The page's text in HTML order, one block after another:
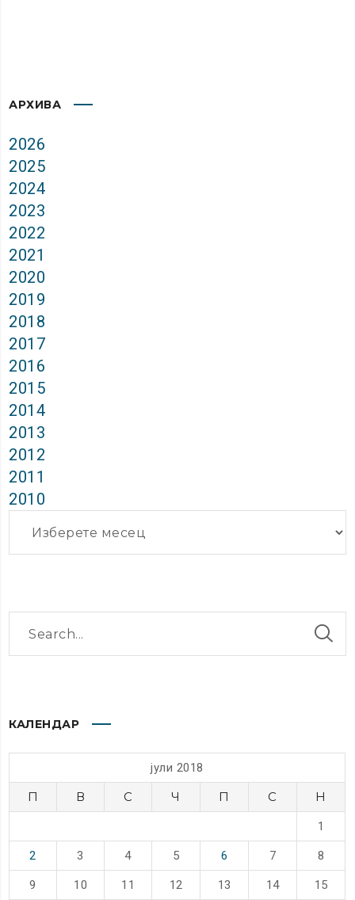
АРХИВА
2026
2025
2024
2023
2022
2021
2020
2019
2018
2017
2016
2015
2014
2013
2012
2011
2010
КАЛЕНДАР
јули 2018
П В С Ч П С Н
1
2 3 4 5 6 7 8
9 10 11 12 13 14 15